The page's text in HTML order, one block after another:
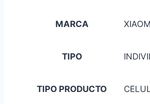
MARCA
TIPO
TIPO PRODUCTO